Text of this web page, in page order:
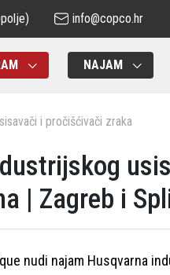
info@copco.hr
NAJAM
i pročišćivači zraka
| Zagreb i
nudi najam Husqvarna